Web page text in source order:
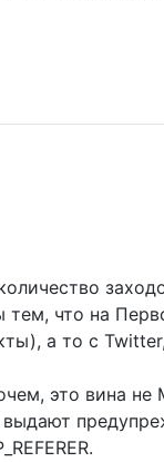
тем, что на
а то с
это вина не